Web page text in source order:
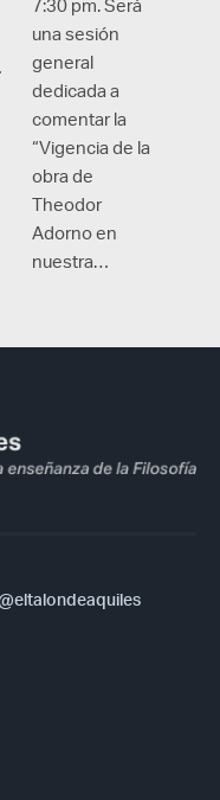
7:30 pm. Será
una sesión
general
dedicada a
comentar la
“Vigencia de la
obra de
Theodor
Adorno en
nuestra…